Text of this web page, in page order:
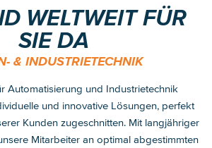
WELTWEIT FÜR
SIE DA
& INDUSTRIETECHNIK
Automatisierung und Industrietechnik
und innovative Lösungen, perfekt
Kunden zugeschnitten. Mit langjähriger
Mitarbeiter an optimal abgestimmten